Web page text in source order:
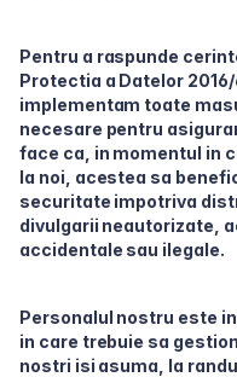
Pentru a raspunde
Protectia a Datelor
implementam toate
necesare pentru
face ca, in momentul in
la noi, acestea sa
securitate impotriva
divulgarii neautorizate,
accidentale sau ilegale.
Personalul nostru este
in care trebuie sa
nostri isi asuma, la